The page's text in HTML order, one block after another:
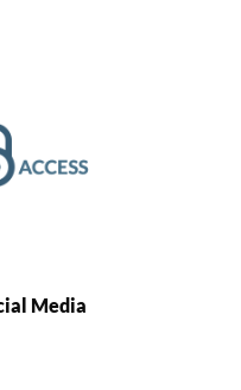
Media